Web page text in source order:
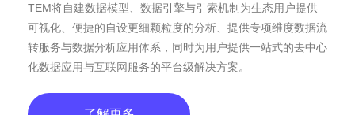
TEM将自建数据模型、数据引擎与引索机制为生态用户提供
可视化、便捷的自设更细颗粒度的分析、提供专项维度数据流
转服务与数据分析应用体系，同时为用户提供一站式的去中心
化数据应用与互联网服务的平台级解决方案。